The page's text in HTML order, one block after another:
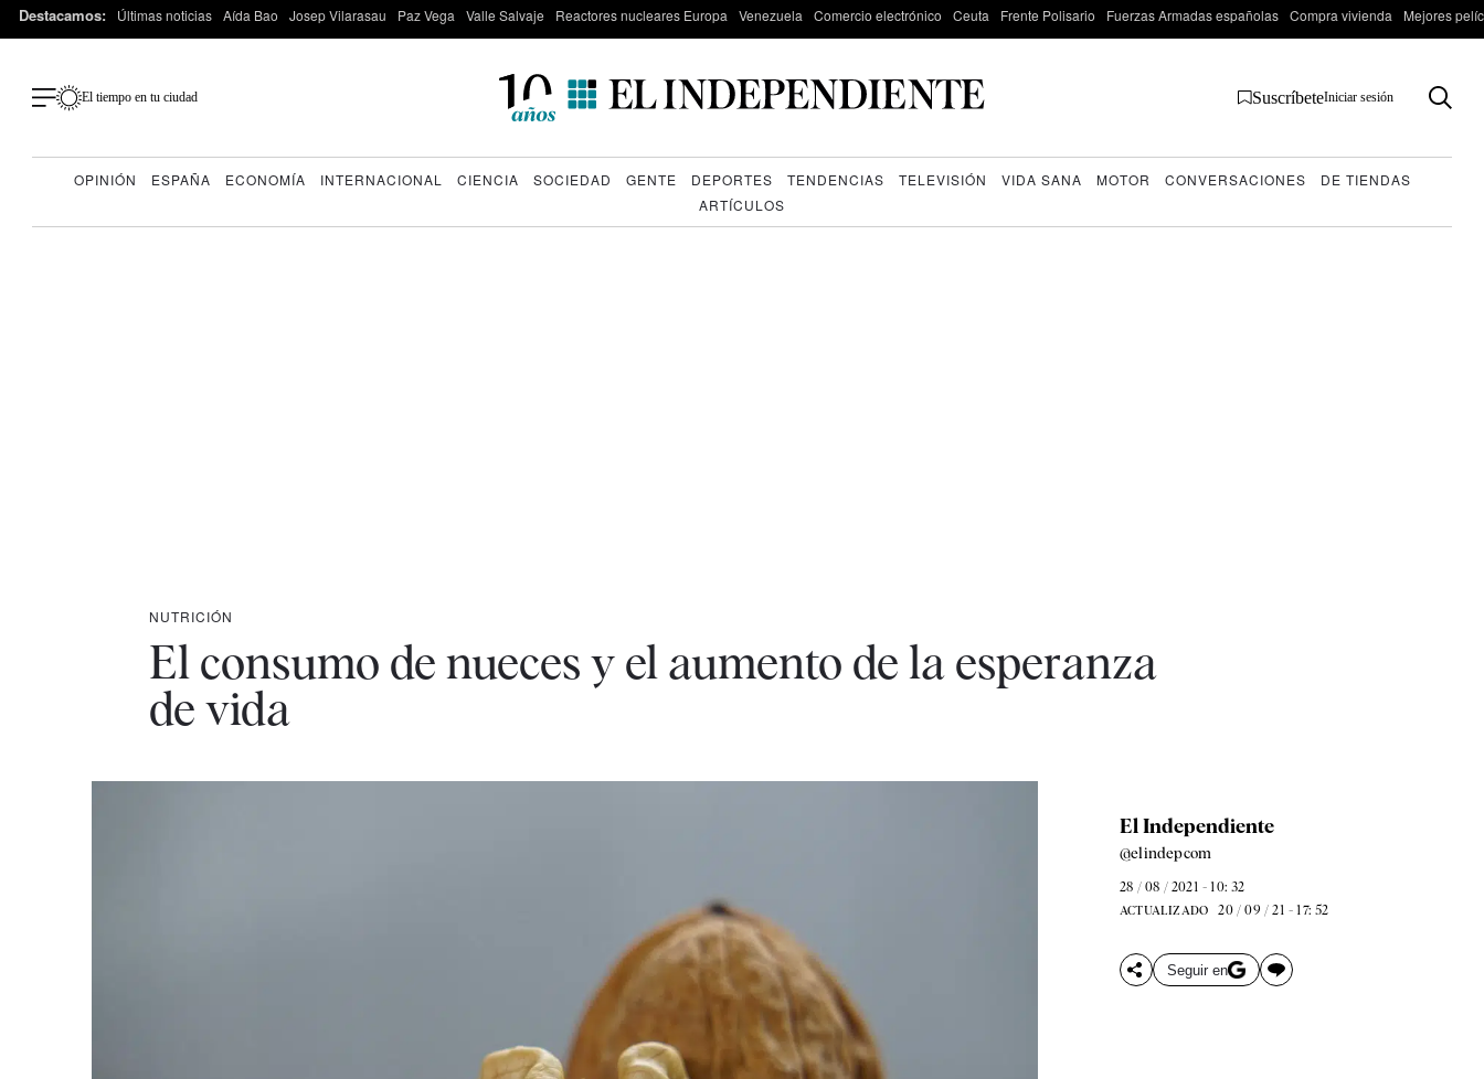
Destacamos: Últimas noticias Aída Bao Josep Vilarasau Paz Vega Valle Salvaje Reactores nucleares Europa Venezuela Comercio electrónico Ceuta Frente Polisario Fuerzas Armadas españolas Compra vivienda Mejores
El tiempo en tu ciudad SuscríbeteIniciar sesión
OPINIÓN ESPAÑA ECONOMÍA INTERNACIONAL CIENCIA SOCIEDAD GENTE DEPORTES TENDENCIAS TELEVISIÓN VIDA SANA MOTOR CONVERSACIONES
DE TIENDAS
ARTÍCULOS
NUTRICIÓN
El consumo de nueces y el aumento de la esperanza
de vida
El Independiente
@elindepcom
28 / 08 / 2021 - 10: 32
ACTUALIZADO 20 / 09 / 21 - 17: 52
Seguir en